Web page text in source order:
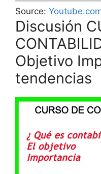
Source:
Discusión
Objetivo
tendencias